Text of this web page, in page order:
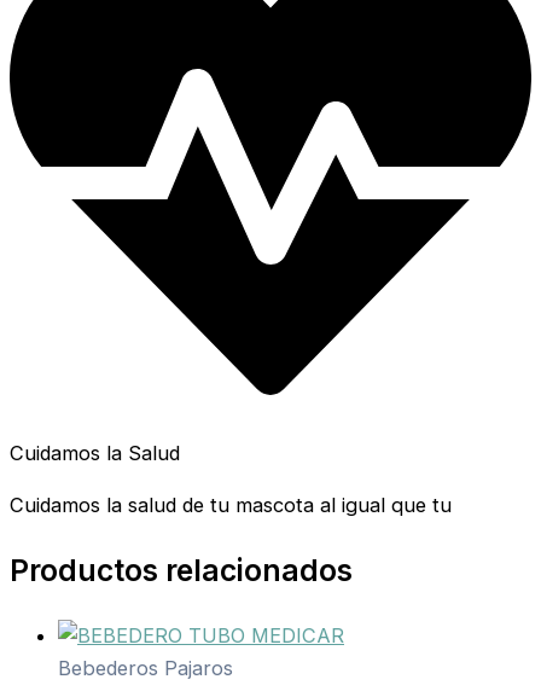
Cuidamos la Salud
Cuidamos la salud de tu mascota al igual que tu
Productos relacionados
Bebederos Pajaros